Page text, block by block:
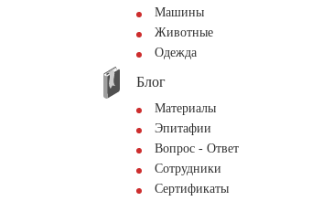
Машины
Животные
Одежда
Блог
Материалы
Эпитафии
Вопрос - Ответ
Сотрудники
Сертификаты